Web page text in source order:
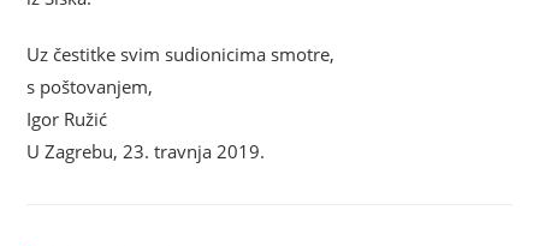
Uz čestitke svim sudionicima smotre,
s poštovanjem,
Igor Ružić
U Zagrebu, 23. travnja 2019.